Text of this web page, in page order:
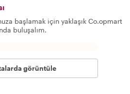
başlamak için yaklaşık Co.opmart
buluşalım.
görüntüle